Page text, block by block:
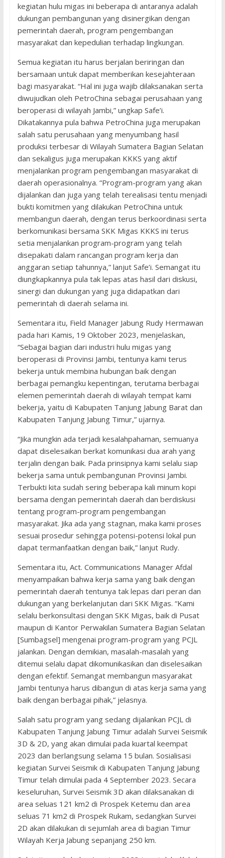
kegiatan hulu migas ini beberapa di antaranya adalah
dukungan pembangunan yang disinergikan dengan
pemerintah daerah, program pengembangan
masyarakat dan kepedulian terhadap lingkungan.
Semua kegiatan itu harus berjalan beriringan dan
bersamaan untuk dapat memberikan kesejahteraan
bagi masyarakat. “Hal ini juga wajib dilaksanakan serta
diwujudkan oleh PetroChina sebagai perusahaan yang
beroperasi di wilayah Jambi,” ungkap Safe’i.
Dikatakannya pula bahwa PetroChina juga merupakan
salah satu perusahaan yang menyumbang hasil
produksi terbesar di Wilayah Sumatera Bagian Selatan
dan sekaligus juga merupakan KKKS yang aktif
menjalankan program pengembangan masyarakat di
daerah operasionalnya. “Program-program yang akan
dijalankan dan juga yang telah terealisasi tentu menjadi
bukti komitmen yang dilakukan PetroChina untuk
membangun daerah, dengan terus berkoordinasi serta
berkomunikasi bersama SKK Migas KKKS ini terus
setia menjalankan program-program yang telah
disepakati dalam rancangan program kerja dan
anggaran setiap tahunnya,” lanjut Safe’i. Semangat itu
diungkapkannya pula tak lepas atas hasil dari diskusi,
sinergi dan dukungan yang juga didapatkan dari
pemerintah di daerah selama ini.
Sementara itu, Field Manager Jabung Rudy Hermawan
pada hari Kamis, 19 Oktober 2023, menjelaskan,
“Sebagai bagian dari industri hulu migas yang
beroperasi di Provinsi Jambi, tentunya kami terus
bekerja untuk membina hubungan baik dengan
berbagai pemangku kepentingan, terutama berbagai
elemen pemerintah daerah di wilayah tempat kami
bekerja, yaitu di Kabupaten Tanjung Jabung Barat dan
Kabupaten Tanjung Jabung Timur,” ujarnya.
“Jika mungkin ada terjadi kesalahpahaman, semuanya
dapat diselesaikan berkat komunikasi dua arah yang
terjalin dengan baik. Pada prinsipnya kami selalu siap
bekerja sama untuk pembangunan Provinsi Jambi.
Terbukti kita sudah sering beberapa kali minum kopi
bersama dengan pemerintah daerah dan berdiskusi
tentang program-program pengembangan
masyarakat. Jika ada yang stagnan, maka kami proses
sesuai prosedur sehingga potensi-potensi lokal pun
dapat termanfaatkan dengan baik,” lanjut Rudy.
Sementara itu, Act. Communications Manager Afdal
menyampaikan bahwa kerja sama yang baik dengan
pemerintah daerah tentunya tak lepas dari peran dan
dukungan yang berkelanjutan dari SKK Migas. “Kami
selalu berkonsultasi dengan SKK Migas, baik di Pusat
maupun di Kantor Perwakilan Sumatera Bagian Selatan
[Sumbagsel] mengenai program-program yang PCJL
jalankan. Dengan demikian, masalah-masalah yang
ditemui selalu dapat dikomunikasikan dan diselesaikan
dengan efektif. Semangat membangun masyarakat
Jambi tentunya harus dibangun di atas kerja sama yang
baik dengan berbagai pihak,” jelasnya.
Salah satu program yang sedang dijalankan PCJL di
Kabupaten Tanjung Jabung Timur adalah Survei Seismik
3D & 2D, yang akan dimulai pada kuartal keempat
2023 dan berlangsung selama 15 bulan. Sosialisasi
kegiatan Survei Seismik di Kabupaten Tanjung Jabung
Timur telah dimulai pada 4 September 2023. Secara
keseluruhan, Survei Seismik 3D akan dilaksanakan di
area seluas 121 km2 di Prospek Ketemu dan area
seluas 71 km2 di Prospek Rukam, sedangkan Survei
2D akan dilakukan di sejumlah area di bagian Timur
Wilayah Kerja Jabung sepanjang 250 km.